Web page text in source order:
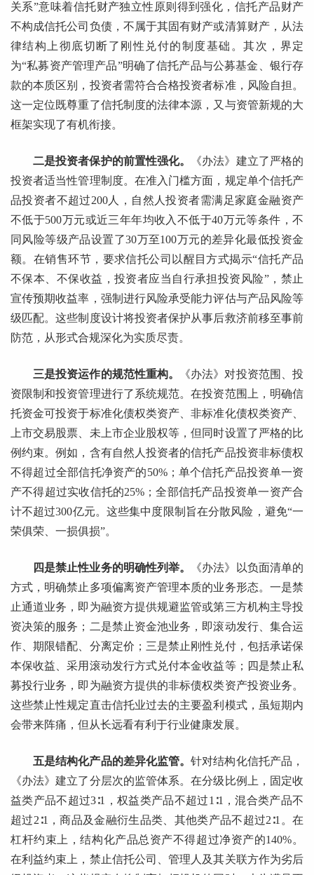
关系”意味着信托财产独立性原则得到强化，信托产品财产
不构成信托公司负债，不属于其固有财产或清算财产，从法
律结构上彻底切断了刚性兑付的制度基础。其次，界定
为“私募资产管理产品”明确了信托产品与公募基金、银行存
款的本质区别，投资者需符合合格投资者标准，风险自担。
这一定位既尊重了信托制度的法律本源，又与资管新规的大
框架实现了有机衔接。
二是投资者保护的前置性强化。
《办法》建立了严格的
投资者适当性管理制度。在准入门槛方面，规定单个信托产
品投资者不超过200人，自然人投资者需满足家庭金融资产
不低于500万元或近三年年均收入不低于40万元等条件，不
同风险等级产品设置了30万至100万元的差异化最低投资金
额。在销售环节，要求信托公司以醒目方式揭示“信托产品
不保本、不保收益，投资者应当自行承担投资风险”，禁止
宣传预期收益率，强制进行风险承受能力评估与产品风险等
级匹配。这些制度设计将投资者保护从事后救济前移至事前
防范，从形式合规深化为实质尽责。
三是投资运作的规范性重构。
《办法》对投资范围、投
资限制和投资管理进行了系统规范。在投资范围上，明确信
托资金可投资于标准化债权类资产、非标准化债权类资产、
上市交易股票、未上市企业股权等，但同时设置了严格的比
例约束。例如，含有自然人投资者的信托产品投资非标债权
不得超过全部信托净资产的50%；单个信托产品投资单一资
产不得超过实收信托的25%；全部信托产品投资单一资产合
计不超过300亿元。这些集中度限制旨在分散风险，避免“一
荣俱荣、一损俱损”。
四是禁止性业务的明确性列举。
《办法》以负面清单的
方式，明确禁止多项偏离资产管理本质的业务形态。一是禁
止通道业务，即为融资方提供规避监管或第三方机构主导投
资决策的服务；二是禁止资金池业务，即滚动发行、集合运
作、期限错配、分离定价；三是禁止刚性兑付，包括承诺保
本保收益、采用滚动发行方式兑付本金收益等；四是禁止私
募投行业务，即为融资方提供的非标债权类资产投资业务。
这些禁止性规定直击信托业过去的主要盈利模式，虽短期内
会带来阵痛，但从长远看有利于行业健康发展。
五是结构化产品的差异化监管。针对结构化信托产品，
《办法》建立了分层次的监管体系。在分级比例上，固定收
益类产品不超过3∶1，权益类产品不超过1∶1，混合类产品不
超过2∶1，商品及金融衍生品类、其他类产品不超过2∶1。在
杠杆约束上，结构化产品总资产不得超过净资产的140%。
在利益约束上，禁止信托公司、管理人及其关联方作为劣后